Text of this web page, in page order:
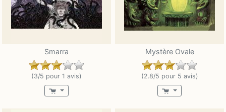
Smarra
(3/5 pour 1 avis)
Mystère Ovale
(2.8/5 pour 5 avis)